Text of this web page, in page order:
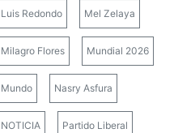
Luis Redondo Mel Zelaya
Milagro Flores Mundial 2026
Mundo Nasry Asfura
NOTICIA Partido Liberal